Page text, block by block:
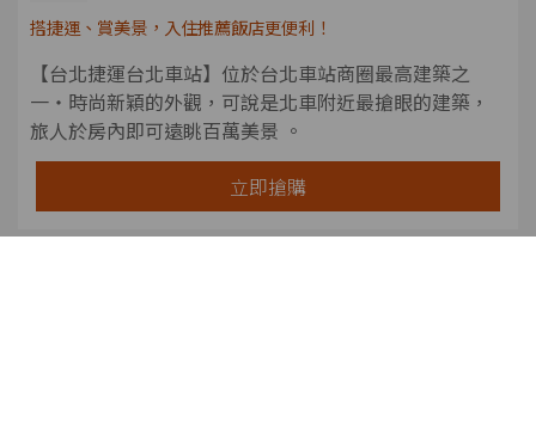
搭捷運、賞美景，入住推薦飯店更便利！
【台北捷運台北車站】位於台北車站商圈最高建築之
一・時尚新穎的外觀，可說是北車附近最搶眼的建築，
旅人於房內即可遠眺百萬美景 。
立即搶購